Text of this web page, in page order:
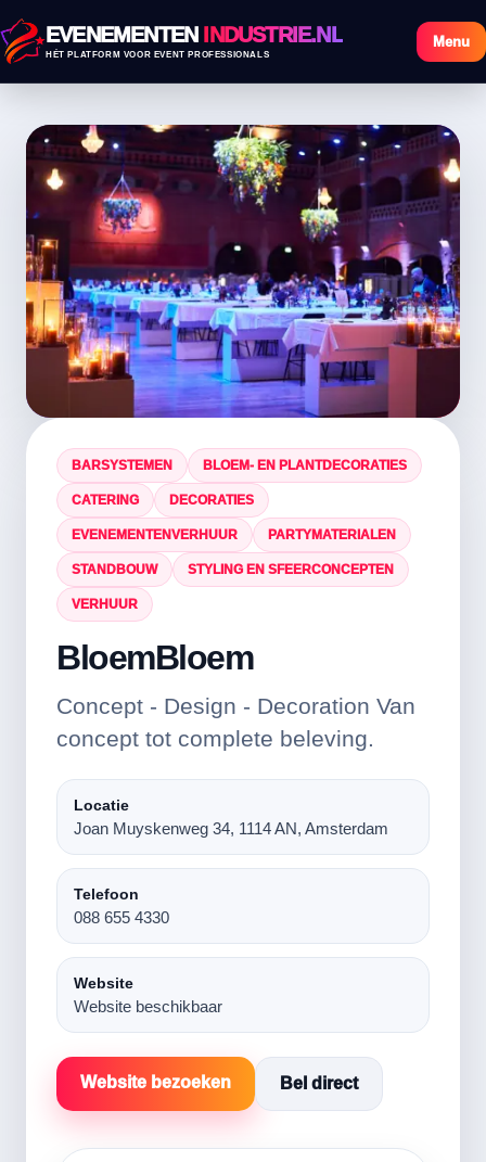
EVENEMENTEN INDUSTRIE.NL
HÉT PLATFORM VOOR EVENT PROFESSIONALS
Menu
BARSYSTEMEN BLOEM- EN PLANTDECORATIES
CATERING DECORATIES
EVENEMENTENVERHUUR PARTYMATERIALEN
STANDBOUW STYLING EN SFEERCONCEPTEN
VERHUUR
BloemBloem
Concept - Design - Decoration Van
concept tot complete beleving.
Locatie
Joan Muyskenweg 34, 1114 AN, Amsterdam
Telefoon
088 655 4330
Website
Website beschikbaar
Website bezoeken Bel direct